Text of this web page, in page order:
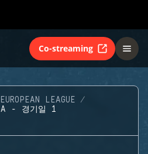
Co-streaming
EUROPEAN LEAGUE
A - 경기일 1